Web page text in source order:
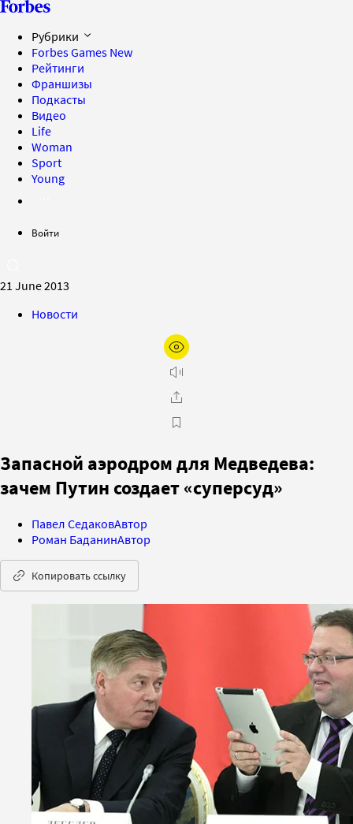
Рубрики
Forbes Games New
Рейтинги
Франшизы
Подкасты
Видео
Life
Woman
Sport
Young
Войти
21 June 2013
Новости
Запасной аэродром для Медведева:
зачем Путин создает «суперсуд»
Павел СедаковАвтор
Роман БаданинАвтор
Копировать ссылку